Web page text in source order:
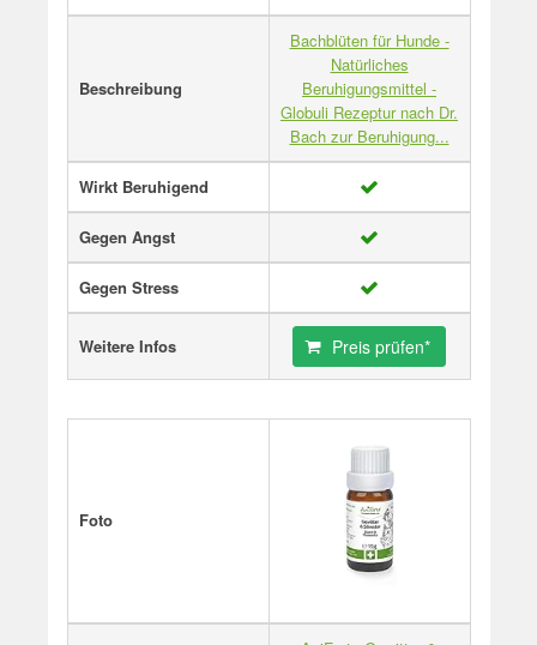
Beschreibung
Bachblüten für Hunde -
Natürliches
Beruhigungsmittel -
Globuli Rezeptur nach Dr.
Bach zur Beruhigung...
Wirkt Beruhigend
Gegen Angst
Gegen Stress
Weitere Infos Preis prüfen*
Foto